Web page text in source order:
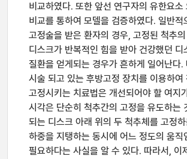
비교하였다. 또한 앞선 연구자의 유한요소
비교를 통하여 모델을 검증하였다. 일반적
고정술을 받은 환자의 경우, 고정된 척추
디스크가 반복적인 힘을 받아 건강했던 디
질환을 얻게되는 경우가 흔하게 일어난다.
시술 되고 있는 후방고정 장치를 이용하여
고정시키는 치료법은 개선되어야 할 여지
시각은 단순히 척추간의 고정을 유도하는
되는 디스크 아래 위의 두 척추체를 고정
하중을 지탱하는 동시에 어느 정도의 움직
필요하다는 사실을 알 수 있다. 따라서, 이